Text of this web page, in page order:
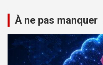
À ne pas manquer